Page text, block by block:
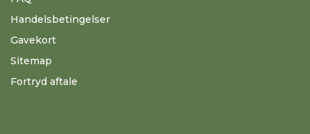
Handelsbetingelser
Gavekort
Sitemap
Fortryd aftale